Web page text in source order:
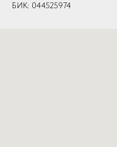
БИК: 044525974